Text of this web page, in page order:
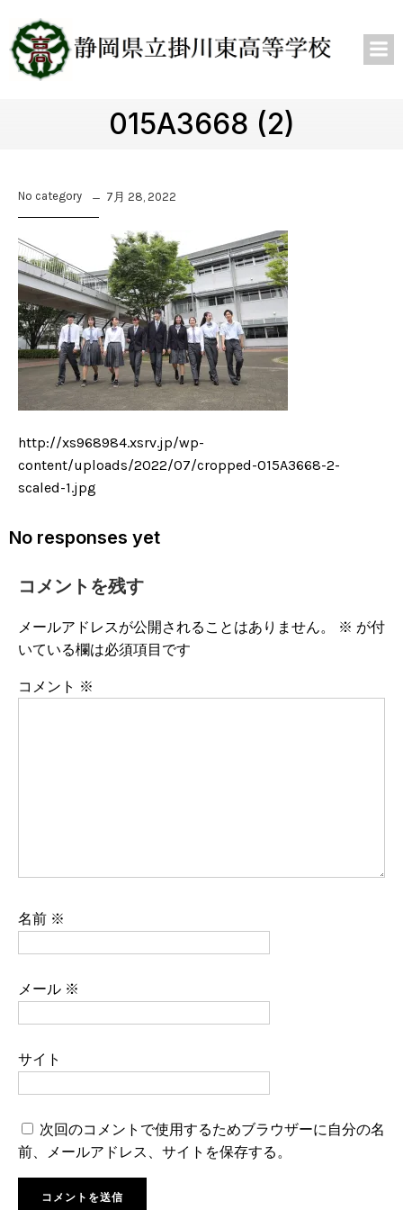
015A3668 (2)
No category 7月 28, 2022
http://xs968984.xsrv.jp/wp-
content/uploads/2022/07/cropped-015A3668-2-
scaled-1.jpg
No responses yet
コメントを残す
メールアドレスが公開されることはありません。 ※ が付
いている欄は必須項目です
コメント ※
名前 ※
メール ※
サイト
次回のコメントで使用するためブラウザーに自分の名
前、メールアドレス、サイトを保存する。